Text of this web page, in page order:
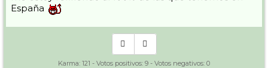
España
Karma: 121 - Votos positivos: 9 - Votos negativos: 0